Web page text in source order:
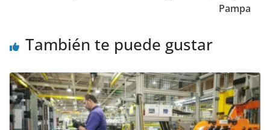
Pampa
También te puede gustar